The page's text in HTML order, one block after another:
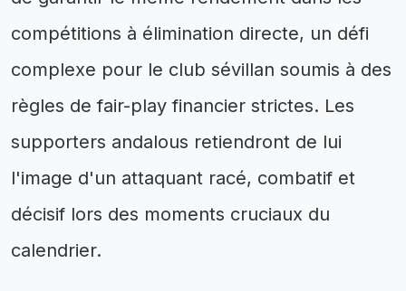
compétitions à élimination directe, un défi
complexe pour le club sévillan soumis à des
règles de fair-play financier strictes. Les
supporters andalous retiendront de lui
l'image d'un attaquant racé, combatif et
décisif lors des moments cruciaux du
calendrier.